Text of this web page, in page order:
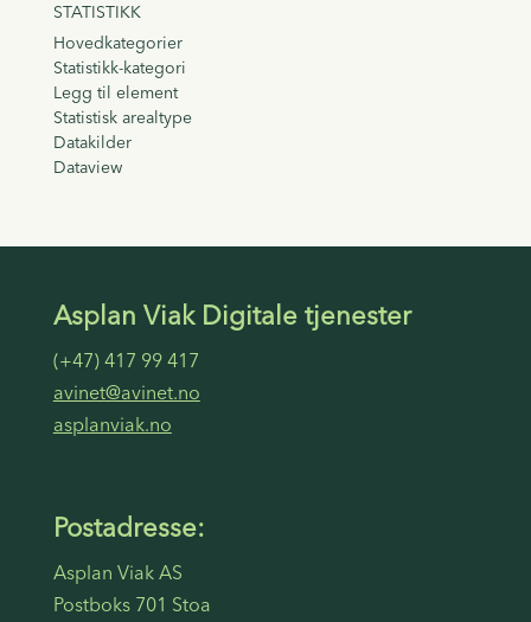
STATISTIKK
Hovedkategorier
Statistikk-kategori
Legg til element
Statistisk arealtype
Datakilder
Dataview
Asplan Viak Digitale tjenester
(+47) 417 99 417
avinet@avinet.no
asplanviak.no
Postadresse:
Asplan Viak AS
Postboks 701 Stoa